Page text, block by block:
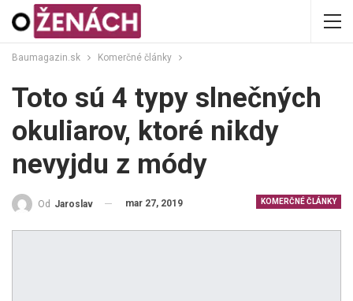
Baumagazin.sk Komerčné články
Toto sú 4 typy slnečných
okuliarov, ktoré nikdy
nevyjdu z módy
KOMERČNÉ ČLÁNKY
Od Jaroslav mar 27, 2019